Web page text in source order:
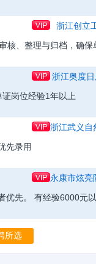
浙江创立
核、整理与归档，确
浙江奥度
岗位经验1年以上
先录用
优先。 有经验6000元